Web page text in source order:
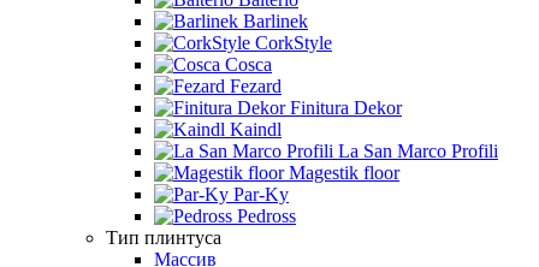
Barlinek
CorkStyle
Cosca
Fezard
Finitura Dekor
Kaindl
La San Marco Profili
Magestik floor
Par-Ky
Pedross
Тип плинтуса
Массив